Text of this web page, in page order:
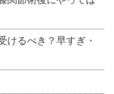
るべき？早すぎ・